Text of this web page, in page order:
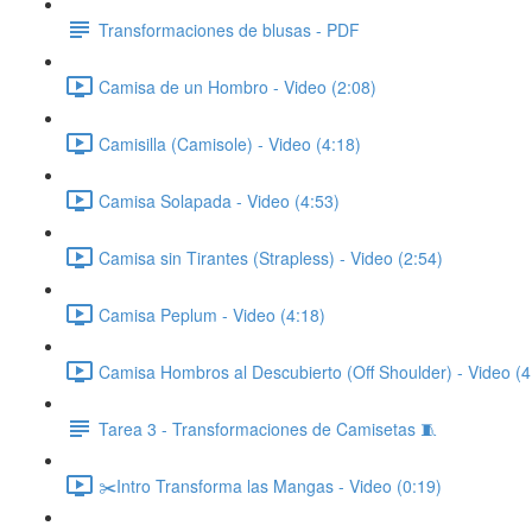
Transformaciones de blusas - PDF
Camisa de un Hombro - Video (2:08)
Camisilla (Camisole) - Video (4:18)
Camisa Solapada - Video (4:53)
Camisa sin Tirantes (Strapless) - Video (2:54)
Camisa Peplum - Video (4:18)
Camisa Hombros al Descubierto (Off Shoulder) - Video
Tarea 3 - Transformaciones de Camisetas 🧵
✂️Intro Transforma las Mangas - Video (0:19)